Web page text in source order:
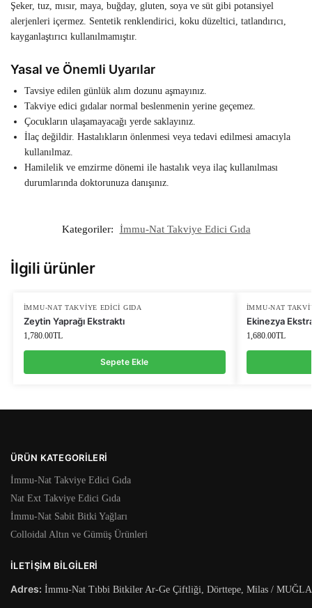
Şeker, tuz, mısır, maya, buğday, gluten, soya ve süt gibi potansiyel
alerjenleri içermez. Sentetik renklendirici, koku düzeltici, tatlandırıcı,
kayganlaştırıcı kullanılmamıştır.
Yasal ve Önemli Uyarılar
Tavsiye edilen günlük alım dozunu aşmayınız.
Takviye edici gıdalar normal beslenmenin yerine geçemez.
Çocukların ulaşamayacağı yerde saklayınız.
İlaç değildir. Hastalıkların önlenmesi veya tedavi edilmesi amacıyla
kullanılmaz.
Hamilelik ve emzirme dönemi ile hastalık veya ilaç kullanılması
durumlarında doktorunuza danışınız.
Kategoriler: İmmu-Nat Takviye Edici Gıda
İlgili ürünler
İMMU-NAT TAKVIYE EDICI GIDA
Zeytin Yaprağı Ekstraktı
1,780.00TL
Sepete Ekle
İMMU-NAT
Ekinezya
1,680.00TL
ÜRÜN KATEGORILERI
İmmu-Nat Takviye Edici Gıda
Nat Ext Takviye Edici Gıda
İmmu-Nat Sabit Bitki Yağları
Colloidal Altın ve Gümüş Ürünleri
İLETIŞIM BILGILERI
Adres: İmmu-Nat Tıbbi Bitkiler Ar-Ge Çiftliği, Dörttepe, Milas / MUĞLA